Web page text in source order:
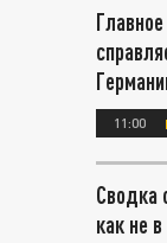
11:00
Сводка
как не